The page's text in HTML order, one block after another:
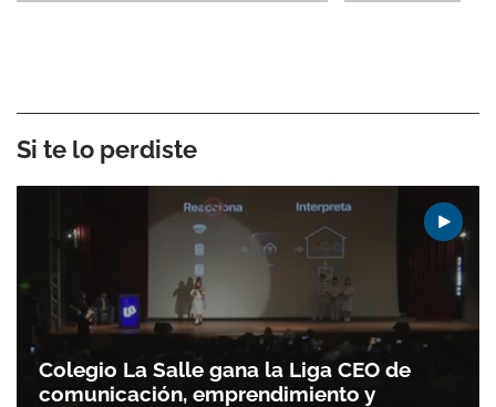
Si te lo perdiste
Colegio La Salle gana la Liga CEO de
comunicación, emprendimiento y